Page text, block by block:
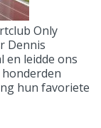
Only
Dennis
en leidde ons
hun favoriete